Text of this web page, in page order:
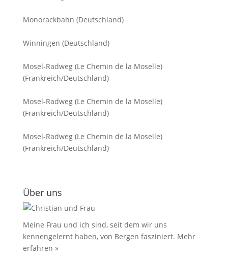
Monorackbahn (Deutschland)
Winningen (Deutschland)
Mosel-Radweg (Le Chemin de la Moselle)
(Frankreich/Deutschland)
Mosel-Radweg (Le Chemin de la Moselle)
(Frankreich/Deutschland)
Mosel-Radweg (Le Chemin de la Moselle)
(Frankreich/Deutschland)
Über uns
Meine Frau und ich sind, seit dem wir uns
kennengelernt haben, von Bergen fasziniert. Mehr
erfahren »